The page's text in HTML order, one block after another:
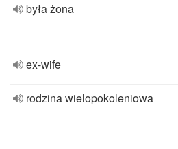
była żona
ex-wife
rodzina wielopokoleniowa